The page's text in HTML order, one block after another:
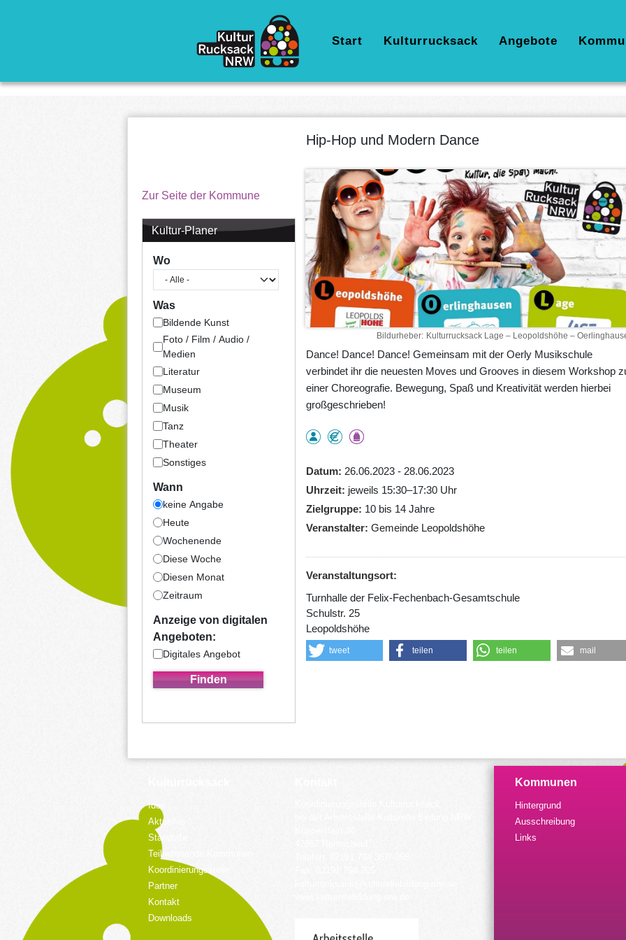
Hauptnavigation
Start Kulturrucksack Angebote
Zur Seite der Kommune
Kultur-Planer
Wo
Was
Bildende Kunst
Foto / Film / Audio /
Medien
Literatur
Museum
Musik
Tanz
Theater
Sonstiges
Wann
keine Angabe
Heute
Wochenende
Diese Woche
Diesen Monat
Zeitraum
Anzeige von digitalen
Angeboten:
Digitales Angebot
Hip-Hop und Modern Dance
Bildurheber Kulturrucksack Lage – Leopoldshöhe –
Dance! Dance! Dance! Gemeinsam mit der Oerly Musikschule
verbindet ihr die neuesten Moves und Grooves in diesem Workshop
einer Choreografie. Bewegung, Spaß und Kreativität werden hierbei
großgeschrieben!
Datum
26.06.2023 - 28.06.2023
Uhrzeit
jeweils 15:30–17:30 Uhr
Zielgruppe
10 bis 14 Jahre
Veranstalter Gemeinde Leopoldshöhe
Veranstaltungsort:
Turnhalle der Felix-Fechenbach-Gesamtschule
Schulstr. 25
Leopoldshöhe
tweet teilen teilen mail
Idee
Aktuelles
Standorte
Teilnehmende Kommunen
Koordinierungsstelle
Partner
Kontakt
Downloads
Kommunen
Hintergrund
Ausschreibung
Links